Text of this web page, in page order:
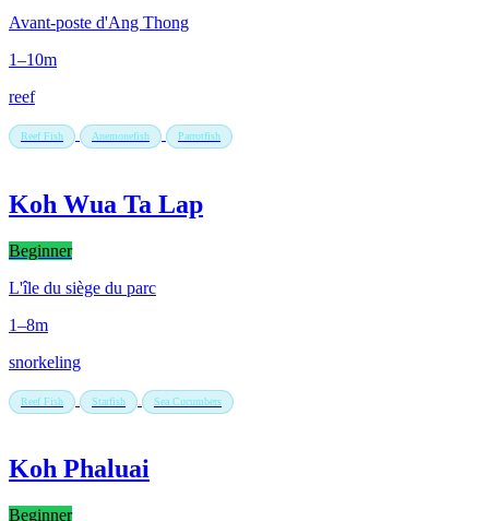
Avant-poste d'Ang Thong
1–10m
reef
Reef Fish Anemonefish Parrotfish
Koh Wua Ta Lap
Beginner
L'île du siège du parc
1–8m
snorkeling
Reef Fish Starfish Sea Cucumbers
Koh Phaluai
Beginner